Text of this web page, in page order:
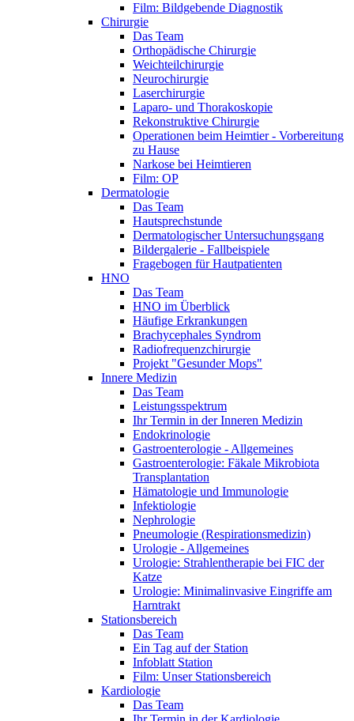
Film: Bildgebende Diagnostik
Chirurgie
Das Team
Orthopädische Chirurgie
Weichteilchirurgie
Neurochirurgie
Laserchirurgie
Laparo- und Thorakoskopie
Rekonstruktive Chirurgie
Operationen beim Heimtier - Vorbereitung
zu Hause
Narkose bei Heimtieren
Film: OP
Dermatologie
Das Team
Hautsprechstunde
Dermatologischer Untersuchungsgang
Bildergalerie - Fallbeispiele
Fragebogen für Hautpatienten
HNO
Das Team
HNO im Überblick
Häufige Erkrankungen
Brachycephales Syndrom
Radiofrequenzchirurgie
Projekt "Gesunder Mops"
Innere Medizin
Das Team
Leistungsspektrum
Ihr Termin in der Inneren Medizin
Endokrinologie
Gastroenterologie - Allgemeines
Gastroenterologie: Fäkale Mikrobiota
Transplantation
Hämatologie und Immunologie
Infektiologie
Nephrologie
Pneumologie (Respirationsmedizin)
Urologie - Allgemeines
Urologie: Strahlentherapie bei FIC der
Katze
Urologie: Minimalinvasive Eingriffe am
Harntrakt
Stationsbereich
Das Team
Ein Tag auf der Station
Infoblatt Station
Film: Unser Stationsbereich
Kardiologie
Das Team